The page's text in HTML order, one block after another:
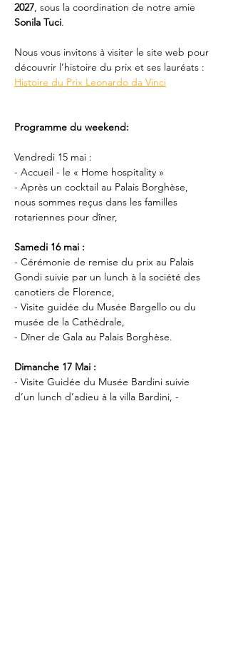
2027, sous la coordination de notre amie
Sonila Tuci.
Nous vous invitons à visiter le site web pour
découvrir l’histoire du prix et ses lauréats :
Histoire du Prix Leonardo da Vinci
Programme du weekend:
Vendredi 15 mai :
- Accueil - le « Home hospitality »
- Après un cocktail au Palais Borghèse,
nous sommes reçus dans les familles
rotariennes pour dîner,
Samedi 16 mai :
- Cérémonie de remise du prix au Palais
Gondi suivie par un lunch à la société des
canotiers de Florence,
- Visite guidée du Musée Bargello ou du
musée de la Cathédrale,
- Dîner de Gala au Palais Borghèse.
Dimanche 17 Mai :
- Visite Guidée du Musée Bardini suivie
d’un lunch d’adieu à la villa Bardini, -